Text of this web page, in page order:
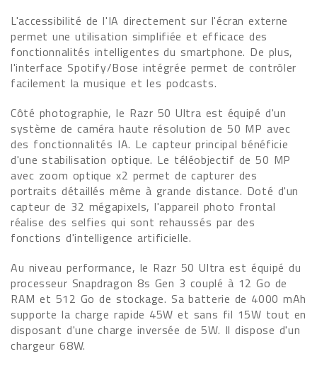
L'accessibilité de l'IA directement sur l'écran externe
permet une utilisation simplifiée et efficace des
fonctionnalités intelligentes du smartphone. De plus,
l'interface Spotify/Bose intégrée permet de contrôler
facilement la musique et les podcasts.
Côté photographie, le Razr 50 Ultra est équipé d'un
système de caméra haute résolution de 50 MP avec
des fonctionnalités IA. Le capteur principal bénéficie
d'une stabilisation optique. Le téléobjectif de 50 MP
avec zoom optique x2 permet de capturer des
portraits détaillés même à grande distance. Doté d'un
capteur de 32 mégapixels, l'appareil photo frontal
réalise des selfies qui sont rehaussés par des
fonctions d'intelligence artificielle.
Au niveau performance, le Razr 50 Ultra est équipé du
processeur Snapdragon 8s Gen 3 couplé à 12 Go de
RAM et 512 Go de stockage. Sa batterie de 4000 mAh
supporte la charge rapide 45W et sans fil 15W tout en
disposant d'une charge inversée de 5W. Il dispose d'un
chargeur 68W.